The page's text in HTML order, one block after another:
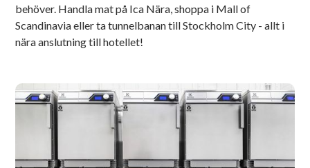
behöver. Handla mat på Ica Nära, shoppa i Mall of
Scandinavia eller ta tunnelbanan till Stockholm City - allt i
nära anslutning till hotellet!